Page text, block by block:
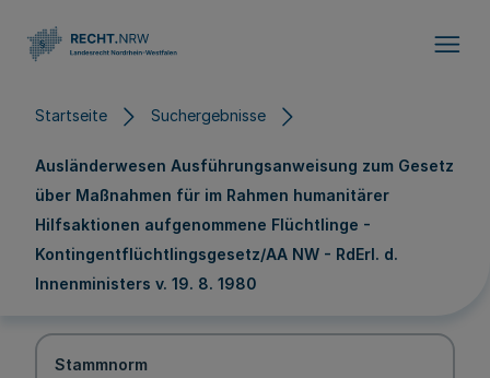
Startseite Suchergebnisse
Ausländerwesen Ausführungsanweisung zum Gesetz
über Maßnahmen für im Rahmen humanitärer
Hilfsaktionen aufgenommene Flüchtlinge -
Kontingentflüchtlingsgesetz/AA NW - RdErl. d.
Innenministers v. 19. 8. 1980
Stammnorm